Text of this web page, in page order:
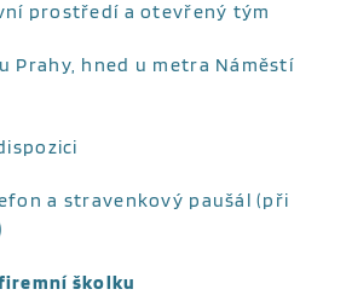
prostředí a otevřený tým
Prahy, hned u metra Náměstí
a stravenkový paušál (při
školku